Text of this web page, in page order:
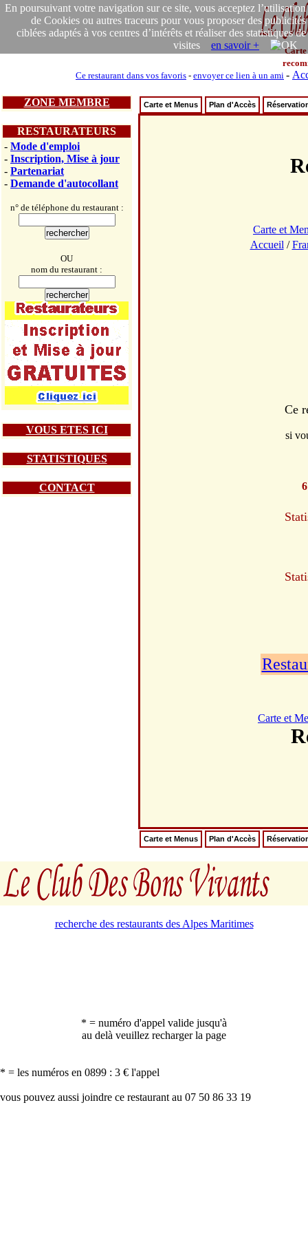
En poursuivant votre navigation sur ce site, vous acceptez l’utilisation
de Cookies ou autres traceurs pour vous proposer des publicités
ciblées adaptés à vos centres d’intérêts et réaliser des statistiques de
visites en savoir +
Carte
Ce restaurant dans vos favoris - envoyer ce lien à un ami -
ZONE MEMBRE
RESTAURATEURS
- Mode d'emploi
- Inscription, Mise à jour
- Partenariat
- Demande d'autocollant
n° de téléphone du restaurant :
OU
nom du restaurant :
VOUS ETES ICI
STATISTIQUES
CONTACT
Carte et Menus Plan d'Accès
Carte et
Accueil /
Ce
si
Carte et
Carte et Menus Plan d'Accès
recherche des restaurants des Alpes Maritimes
* = numéro d'appel valide jusqu'à
au delà veuillez recharger la page
* = les numéros en 0899 : 3 € l'appel
vous pouvez aussi joindre ce restaurant au 07 50 86 33 19